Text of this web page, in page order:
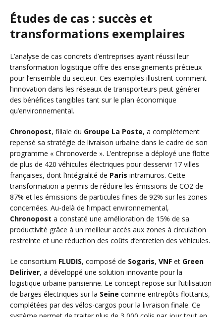
Études de cas : succès et
transformations exemplaires
L’analyse de cas concrets d’entreprises ayant réussi leur
transformation logistique offre des enseignements précieux
pour l’ensemble du secteur. Ces exemples illustrent comment
l’innovation dans les réseaux de transporteurs peut générer
des bénéfices tangibles tant sur le plan économique
qu’environnemental.
Chronopost, filiale du Groupe La Poste, a complètement
repensé sa stratégie de livraison urbaine dans le cadre de son
programme « Chronoverde ». L’entreprise a déployé une flotte
de plus de 420 véhicules électriques pour desservir 17 villes
françaises, dont l’intégralité de Paris intramuros. Cette
transformation a permis de réduire les émissions de CO2 de
87% et les émissions de particules fines de 92% sur les zones
concernées. Au-delà de l’impact environnemental,
Chronopost a constaté une amélioration de 15% de sa
productivité grâce à un meilleur accès aux zones à circulation
restreinte et une réduction des coûts d’entretien des véhicules.
Le consortium FLUDIS, composé de Sogaris, VNF et Green
Deliriver, a développé une solution innovante pour la
logistique urbaine parisienne. Le concept repose sur l’utilisation
de barges électriques sur la Seine comme entrepôts flottants,
complétées par des vélos-cargos pour la livraison finale. Ce